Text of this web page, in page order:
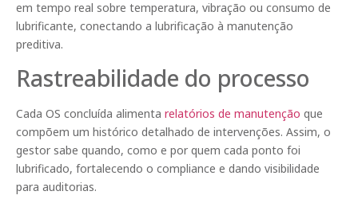
em tempo real sobre temperatura, vibração ou consumo de
lubrificante, conectando a lubrificação à manutenção
preditiva.
Rastreabilidade do processo
Cada OS concluída alimenta relatórios de manutenção que
compõem um histórico detalhado de intervenções. Assim, o
gestor sabe quando, como e por quem cada ponto foi
lubrificado, fortalecendo o compliance e dando visibilidade
para auditorias.